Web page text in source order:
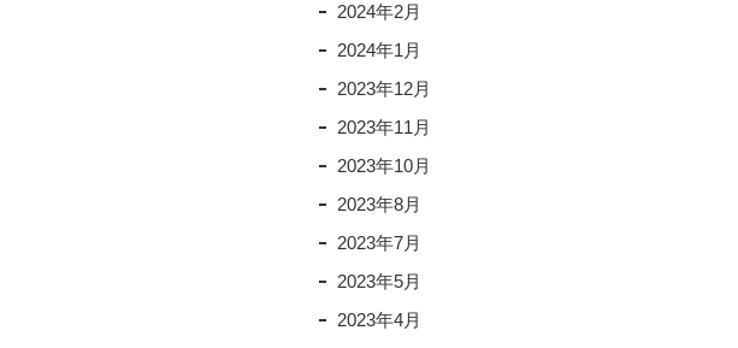
2024年2月
2024年1月
2023年12月
2023年11月
2023年10月
2023年8月
2023年7月
2023年5月
2023年4月